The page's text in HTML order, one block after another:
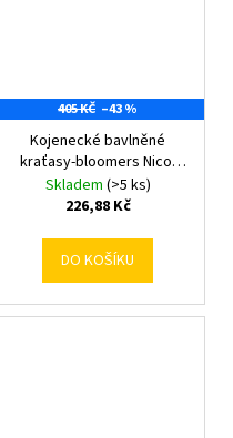
405 KČ –43 %
Kojenecké bavlněné
kraťasy-bloomers Nicol
Ivo 0-3 m
Skladem (>5 ks)
226,88 Kč
DO KOŠÍKU